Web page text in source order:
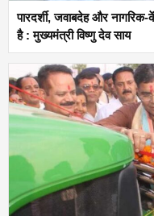
पारदर्शी, जवाबदेह और
है : मुख्यमंत्री विष्णु देव साय